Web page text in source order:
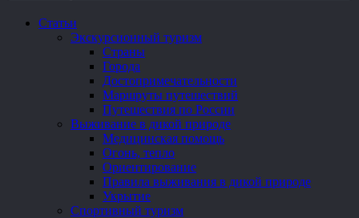
Статьи
Экскурсионный туризм
Страны
Города
Достопримечательности
Маршруты путешествий
Путешествия по России
Выживание в дикой природе
Медицинская помощь
Огонь, тепло
Ориентирование
Правила выживания в дикой природе
Укрытие
Спортивный туризм